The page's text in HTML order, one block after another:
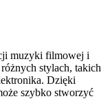
muzyki filmowej i
stylach, takich
Dzięki
szybko stworzyć